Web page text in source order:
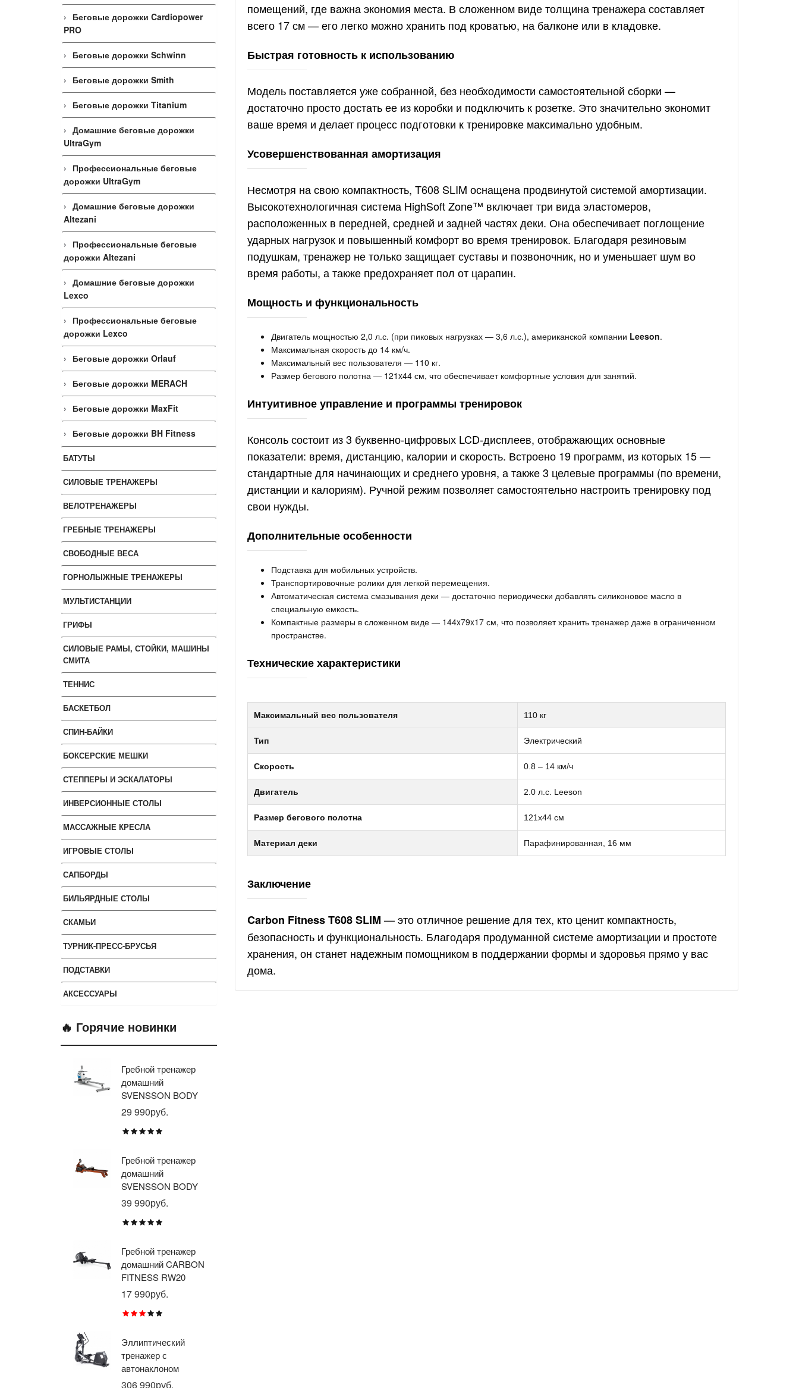
Беговые дорожки Cardiopower
PRO
Беговые дорожки Schwinn
Беговые дорожки Smith
Беговые дорожки Titanium
Домашние беговые дорожки
UltraGym
Профессиональные беговые
дорожки UltraGym
Домашние беговые дорожки
Altezani
Профессиональные беговые
дорожки Altezani
Домашние беговые дорожки
Lexco
Профессиональные беговые
дорожки Lexco
Беговые дорожки Orlauf
Беговые дорожки MERACH
Беговые дорожки MaxFit
Беговые дорожки BH Fitness
БАТУТЫ
СИЛОВЫЕ ТРЕНАЖЕРЫ
ВЕЛОТРЕНАЖЕРЫ
ГРЕБНЫЕ ТРЕНАЖЕРЫ
СВОБОДНЫЕ ВЕСА
ГОРНОЛЫЖНЫЕ ТРЕНАЖЕРЫ
МУЛЬТИСТАНЦИИ
ГРИФЫ
СИЛОВЫЕ РАМЫ, СТОЙКИ, МАШИНЫ
СМИТА
ТЕННИС
БАСКЕТБОЛ
СПИН-БАЙКИ
БОКСЕРСКИЕ МЕШКИ
СТЕППЕРЫ И ЭСКАЛАТОРЫ
ИНВЕРСИОННЫЕ СТОЛЫ
МАССАЖНЫЕ КРЕСЛА
ИГРОВЫЕ СТОЛЫ
САПБОРДЫ
БИЛЬЯРДНЫЕ СТОЛЫ
СКАМЬИ
ТУРНИК-ПРЕСС-БРУСЬЯ
ПОДСТАВКИ
АКСЕССУАРЫ
🔥 Горячие новинки
Гребной тренажер
домашний
SVENSSON BODY
LABS WHEELO
29 990руб.
Гребной тренажер
домашний
SVENSSON BODY
LABS WAVERUN
39 990руб.
Гребной тренажер
домашний CARBON
FITNESS RW20
17 990руб.
Эллиптический
тренажер с
автонаклоном
профессиональный
306 990руб.
помещений, где важна экономия места. В сложенном виде толщина тренажера составляет
всего 17 см — его легко можно хранить под кроватью, на балконе или в кладовке.
Быстрая готовность к использованию
Модель поставляется уже собранной, без необходимости самостоятельной сборки —
достаточно просто достать ее из коробки и подключить к розетке. Это значительно экономит
ваше время и делает процесс подготовки к тренировке максимально удобным.
Усовершенствованная амортизация
Несмотря на свою компактность, T608 SLIM оснащена продвинутой системой амортизации.
Высокотехнологичная система HighSoft Zone™ включает три вида эластомеров,
расположенных в передней, средней и задней частях деки. Она обеспечивает поглощение
ударных нагрузок и повышенный комфорт во время тренировок. Благодаря резиновым
подушкам, тренажер не только защищает суставы и позвоночник, но и уменьшает шум во
время работы, а также предохраняет пол от царапин.
Мощность и функциональность
Двигатель мощностью 2,0 л.с. (при пиковых нагрузках — 3,6 л.с.), американской компании Leeson.
Максимальная скорость до 14 км/ч.
Максимальный вес пользователя — 110 кг.
Размер бегового полотна — 121x44 см, что обеспечивает комфортные условия для занятий.
Интуитивное управление и программы тренировок
Консоль состоит из 3 буквенно-цифровых LCD-дисплеев, отображающих основные
показатели: время, дистанцию, калории и скорость. Встроено 19 программ, из которых 15 —
стандартные для начинающих и среднего уровня, а также 3 целевые программы (по времени,
дистанции и калориям). Ручной режим позволяет самостоятельно настроить тренировку под
свои нужды.
Дополнительные особенности
Подставка для мобильных устройств.
Транспортировочные ролики для легкой перемещения.
Автоматическая система смазывания деки — достаточно периодически добавлять силиконовое масло в
специальную емкость.
Компактные размеры в сложенном виде — 144x79x17 см, что позволяет хранить тренажер даже в ограниченном
пространстве.
Технические характеристики
Максимальный вес пользователя 110 кг
Тип Электрический
Скорость 0.8 – 14 км/ч
Двигатель 2.0 л.с. Leeson
Размер бегового полотна 121x44 см
Материал деки Парафинированная, 16 мм
Заключение
Carbon Fitness T608 SLIM — это отличное решение для тех, кто ценит компактность,
безопасность и функциональность. Благодаря продуманной системе амортизации и простоте
хранения, он станет надежным помощником в поддержании формы и здоровья прямо у вас
дома.